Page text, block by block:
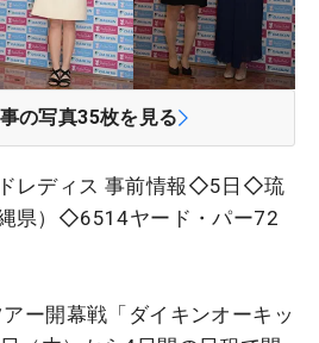
の写真35枚を見る
レディス 事前情報◇5日◇琉
県）◇6514ヤード・パー72
ー開幕戦「ダイキンオーキッ